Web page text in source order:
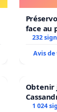
face au
232
Avis
Obtenir
1 024